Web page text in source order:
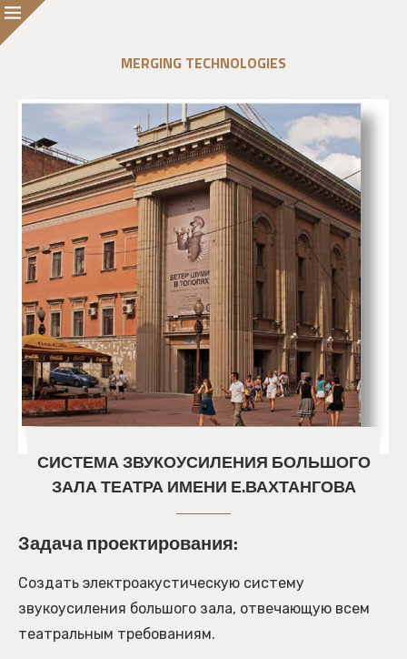
MERGING TECHNOLOGIES
СИСТЕМА ЗВУКОУСИЛЕНИЯ БОЛЬШОГО
ЗАЛА ТЕАТРА ИМЕНИ Е.ВАХТАНГОВА
Задача проектирования:
Создать электроакустическую систему
звукоусиления большого зала, отвечающую всем
театральным требованиям.